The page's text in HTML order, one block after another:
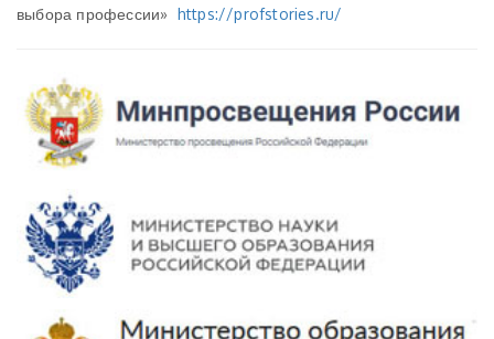
выбора профессии» https://profstories.ru/